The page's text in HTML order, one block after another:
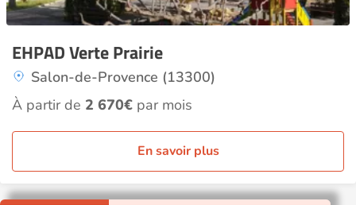
EHPAD Verte Prairie
Salon-de-Provence (13300)
À partir de 2 670€ par mois
En savoir plus